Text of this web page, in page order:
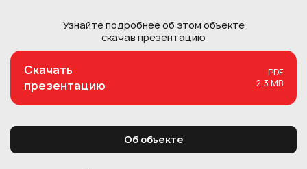
Узнайте подробнее об этом объекте
скачав презентацию
Скачать
презентацию
PDF
2,3 MB
Об объекте